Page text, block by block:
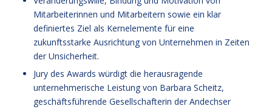
Mitarbeiterinnen und Mitarbeitern sowie ein klar
definiertes Ziel als Kernelemente für eine
zukunftsstarke Ausrichtung von Unternehmen in Zeiten
der Unsicherheit.
Jury des Awards würdigt die herausragende
unternehmerische Leistung von Barbara Scheitz,
geschäftsführende Gesellschafterin der Andechser